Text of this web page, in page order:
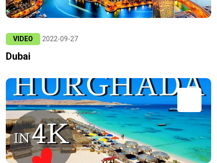
VIDEO 2022-09-27
Dubai